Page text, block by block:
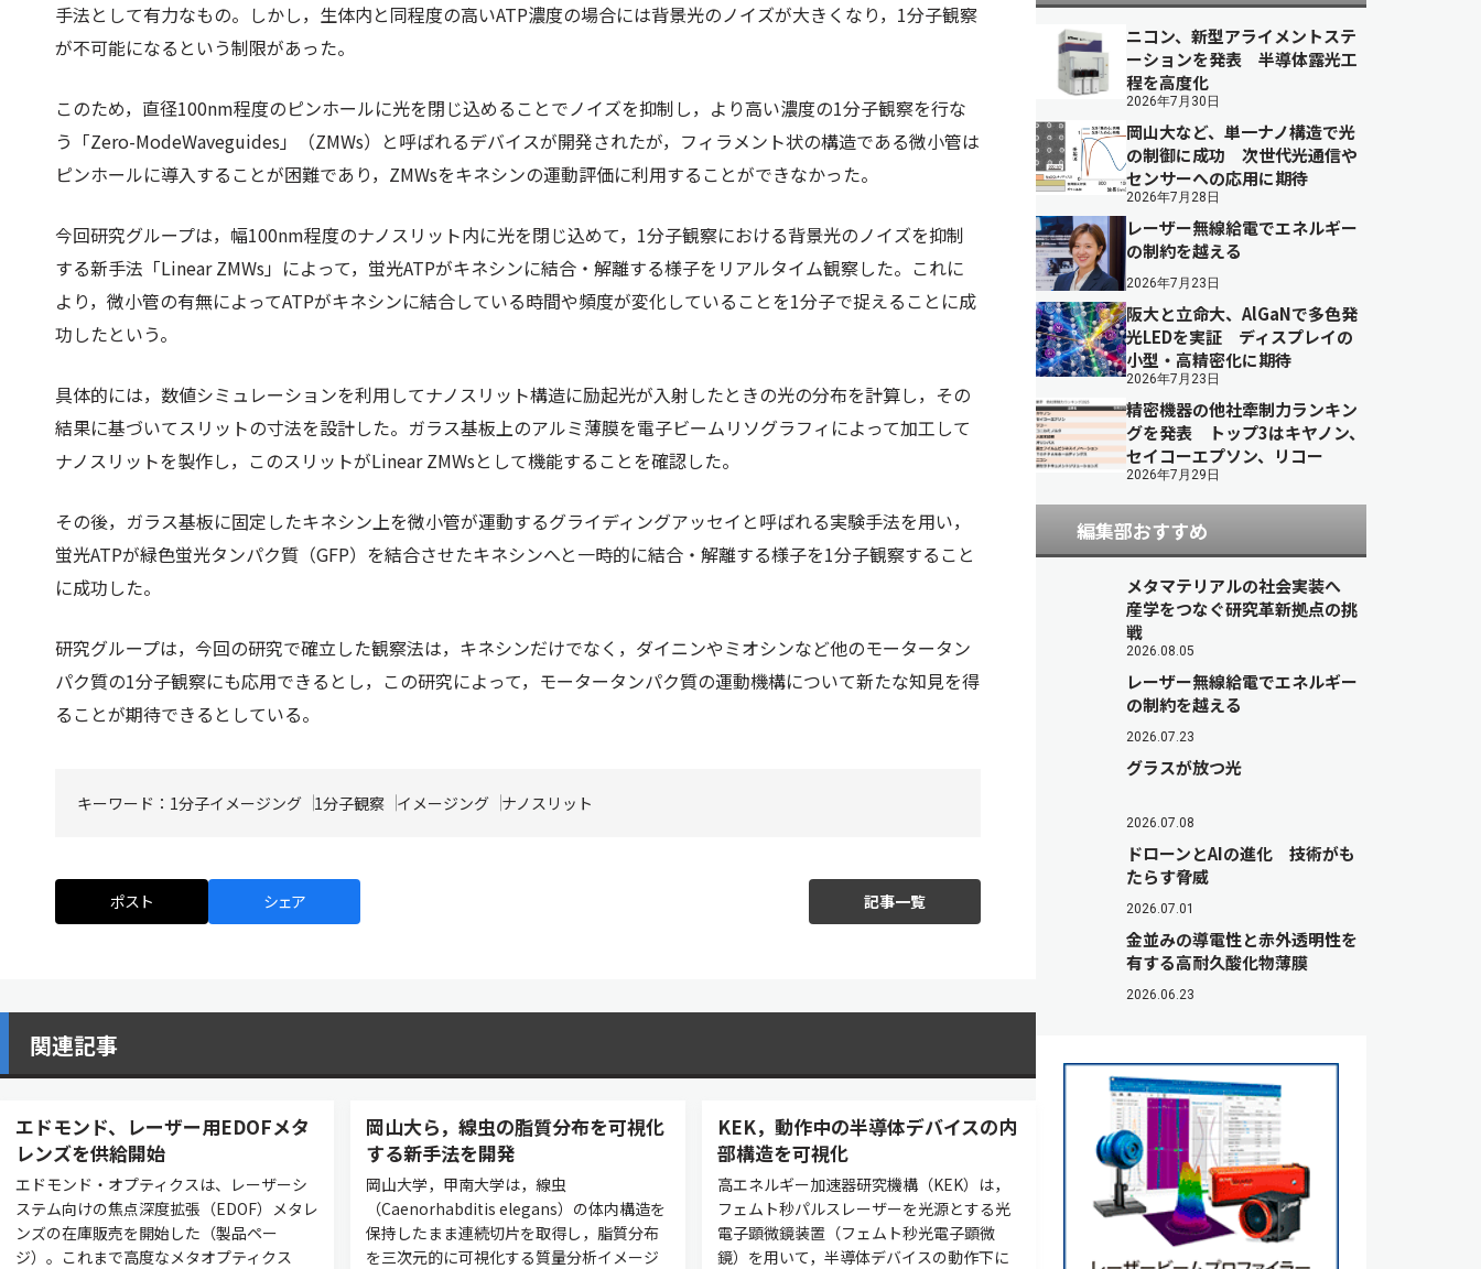
手法として有力なもの。しかし，生体内と同程度の高いATP濃度の場合には背景光のノイズが大きくなり，1分子観察
が不可能になるという制限があった。
このため，直径100nm程度のピンホールに光を閉じ込めることでノイズを抑制し，より高い濃度の1分子観察を行な
う「Zero-ModeWaveguides」（ZMWs）と呼ばれるデバイスが開発されたが，フィラメント状の構造である微小管は
ピンホールに導入することが困難であり，ZMWsをキネシンの運動評価に利用することができなかった。
今回研究グループは，幅100nm程度のナノスリット内に光を閉じ込めて，1分子観察における背景光のノイズを抑制
する新手法「Linear ZMWs」によって，蛍光ATPがキネシンに結合・解離する様子をリアルタイム観察した。これに
より，微小管の有無によってATPがキネシンに結合している時間や頻度が変化していることを1分子で捉えることに成
功したという。
具体的には，数値シミュレーションを利用してナノスリット構造に励起光が入射したときの光の分布を計算し，その
結果に基づいてスリットの寸法を設計した。ガラス基板上のアルミ薄膜を電子ビームリソグラフィによって加工して
ナノスリットを製作し，このスリットがLinear ZMWsとして機能することを確認した。
その後，ガラス基板に固定したキネシン上を微小管が運動するグライディングアッセイと呼ばれる実験手法を用い，
蛍光ATPが緑色蛍光タンパク質（GFP）を結合させたキネシンへと一時的に結合・解離する様子を1分子観察すること
に成功した。
研究グループは，今回の研究で確立した観察法は，キネシンだけでなく，ダイニンやミオシンなど他のモータータン
パク質の1分子観察にも応用できるとし，この研究によって，モータータンパク質の運動機構について新たな知見を得
ることが期待できるとしている。
キーワード： 1分子イメージング 1分子観察 イメージング ナノスリット
ポスト シェア 記事一覧
関連記事
エドモンド、レーザー用EDOFメタ
レンズを供給開始
エドモンド・オプティクスは、レーザーシ
ステム向けの焦点深度拡張（EDOF）メタレ
ンズの在庫販売を開始した（製品ペー
ジ）。これまで高度なメタオプティクス
岡山大ら，線虫の脂質分布を可視化
する新手法を開発
岡山大学，甲南大学は，線虫
（Caenorhabditis elegans）の体内構造を
保持したまま連続切片を取得し，脂質分布
を三次元的に可視化する質量分析イメージ
KEK，動作中の半導体デバイスの内
部構造を可視化
高エネルギー加速器研究機構（KEK）は，
フェムト秒パルスレーザーを光源とする光
電子顕微鏡装置（フェムト秒光電子顕微
鏡）を用いて，半導体デバイスの動作下に
ニコン、新型アライメントステ
ーションを発表 半導体露光工
程を高度化
2026年7月30日
岡山大など、単一ナノ構造で光
の制御に成功 次世代光通信や
センサーへの応用に期待
2026年7月28日
レーザー無線給電でエネルギー
の制約を越える
2026年7月23日
阪大と立命大、AlGaNで多色発
光LEDを実証 ディスプレイの
小型・高精密化に期待
2026年7月23日
精密機器の他社牽制力ランキン
グを発表 トップ3はキヤノン、
セイコーエプソン、リコー
2026年7月29日
編集部おすすめ
メタマテリアルの社会実装へ
産学をつなぐ研究革新拠点の挑
戦
2026.08.05
レーザー無線給電でエネルギー
の制約を越える
2026.07.23
グラスが放つ光
2026.07.08
ドローンとAIの進化 技術がも
たらす脅威
2026.07.01
金並みの導電性と赤外透明性を
有する高耐久酸化物薄膜
2026.06.23